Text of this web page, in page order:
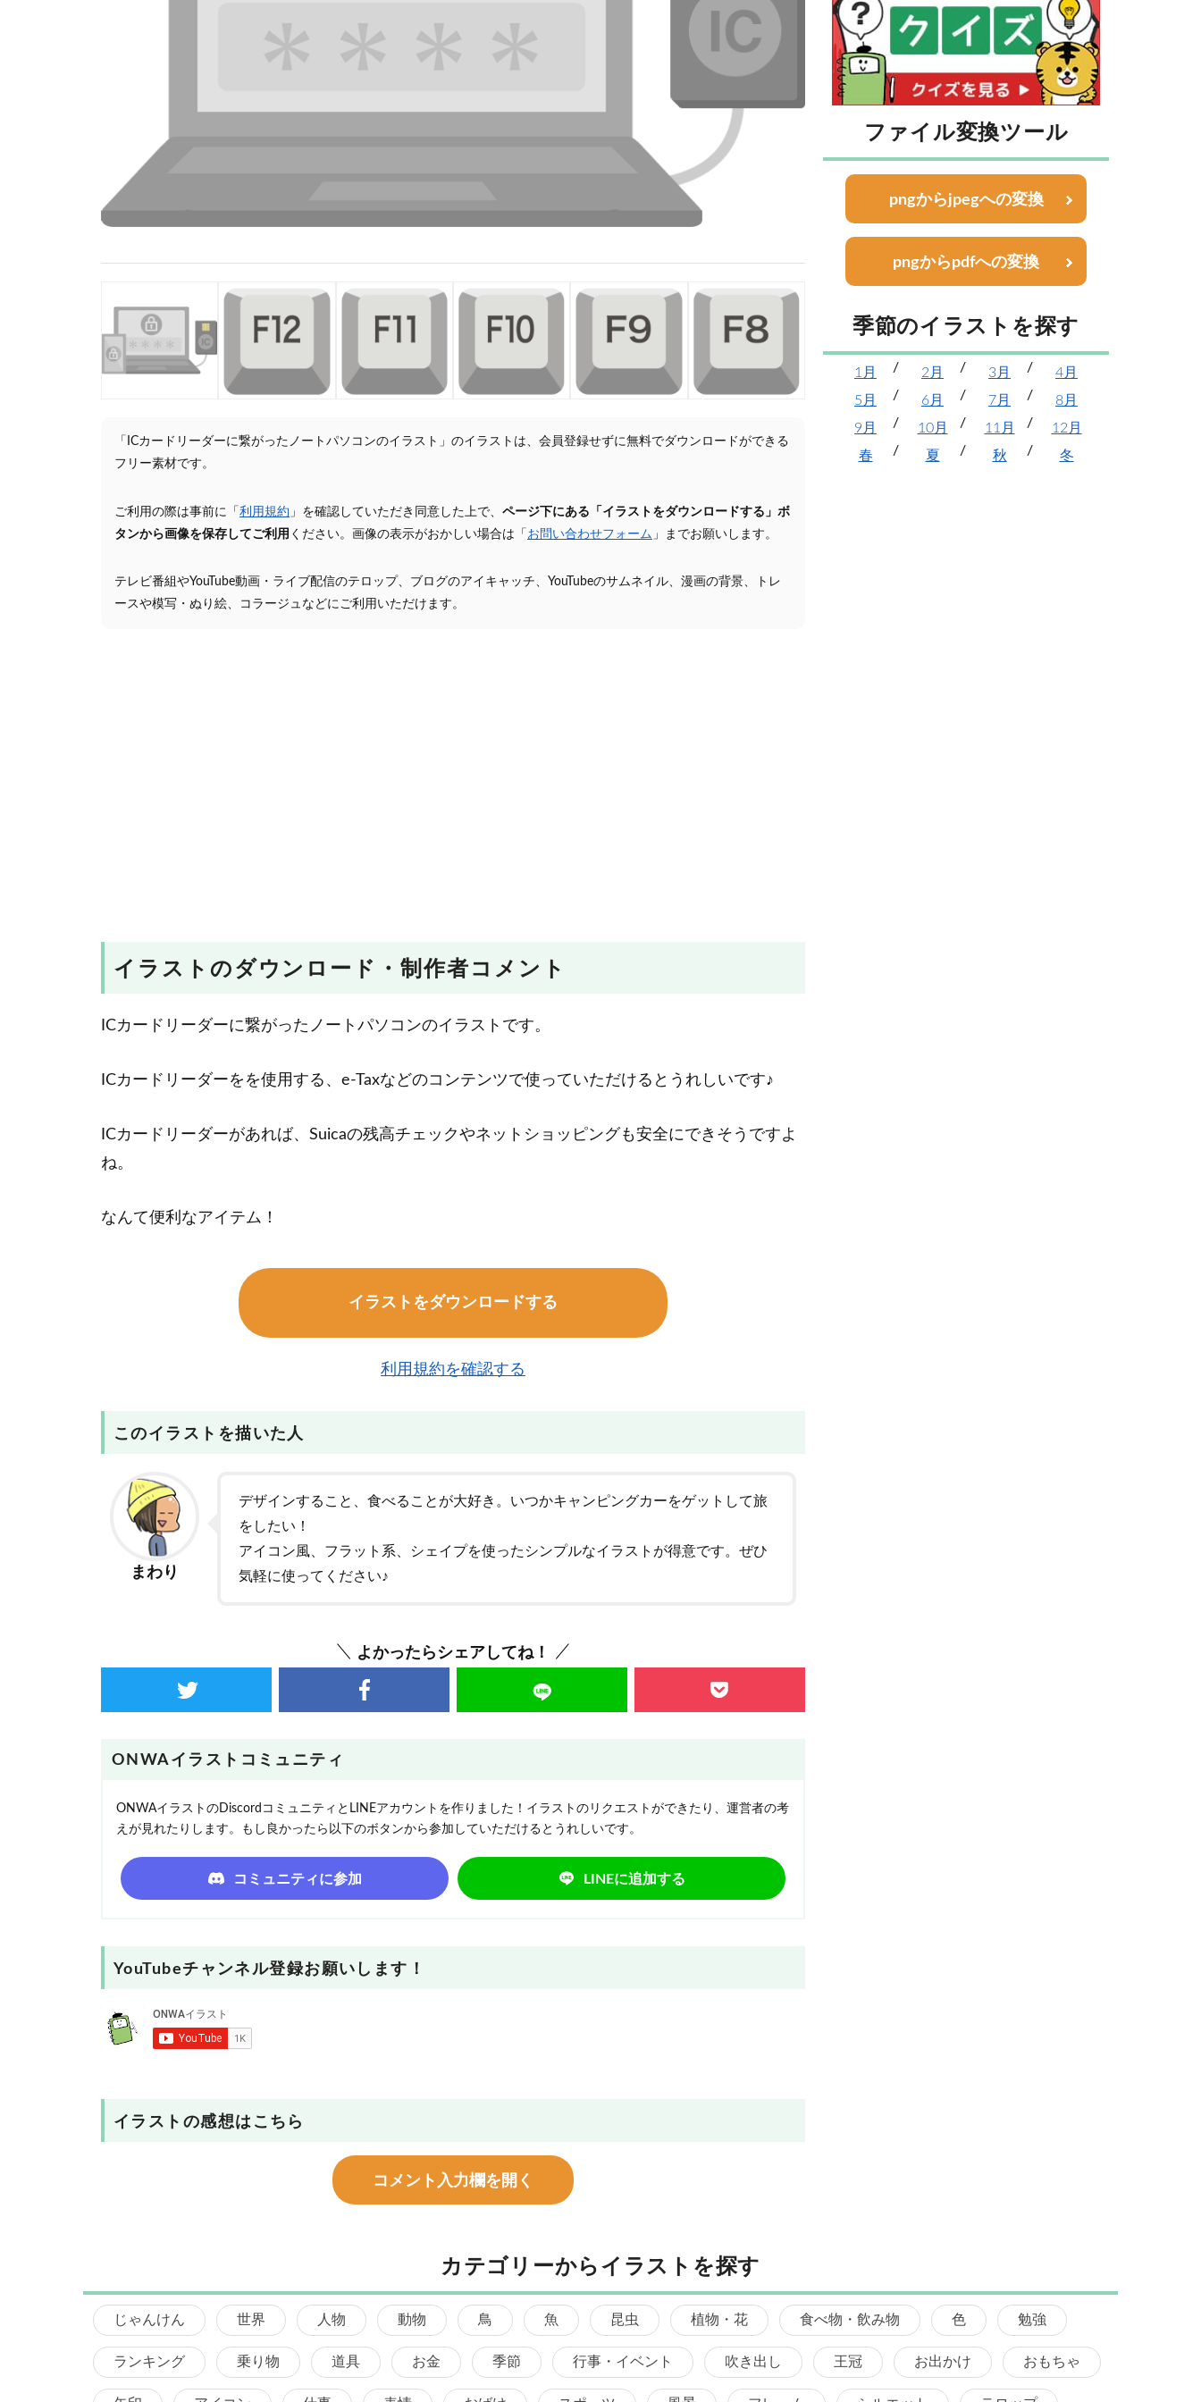
「ICカードリーダーに繋がったノートパソコンのイラスト」のイラストは、会員登録せずに無料でダウンロードができる
フリー素材です。
ご利用の際は事前に「 利用規約 」を確認していただき同意した上で、 ページ下にある「イラストをダウンロードする」ボ
タンから画像を保存してご利用 ください。画像の表示がおかしい場合は「 お問い合わせフォーム 」までお願いします。
テレビ番組やYouTube動画・ライブ配信のテロップ、ブログのアイキャッチ、YouTubeのサムネイル、漫画の背景、トレ
ースや模写・ぬり絵、コラージュなどにご利用いただけます。
イラストのダウンロード・制作者コメント
ICカードリーダーに繋がったノートパソコンのイラストです。
ICカードリーダーをを使用する、e-Taxなどのコンテンツで使っていただけるとうれしいです♪
ICカードリーダーがあれば、Suicaの残高チェックやネットショッピングも安全にできそうですよ
ね。
なんて便利なアイテム！
イラストをダウンロードする
利用規約を確認する
このイラストを描いた人
まわり
デザインすること、食べることが大好き。いつかキャンピングカーをゲットして旅
をしたい！
アイコン風、フラット系、シェイプを使ったシンプルなイラストが得意です。ぜひ
気軽に使ってください♪
よかったらシェアしてね！
ONWAイラストコミュニティ
ONWAイラストのDiscordコミュニティとLINEアカウントを作りました！イラストのリクエストができたり、運営者の考
えが見れたりします。もし良かったら以下のボタンから参加していただけるとうれしいです。
コミュニティに参加 LINEに追加する
YouTubeチャンネル登録お願いします！
イラストの感想はこちら
コメント入力欄を開く
ファイル変換ツール
pngからjpegへの変換
pngからpdfへの変換
季節のイラストを探す
1月 2月 3月
4月
5月
6月 7月
8月
9月
10月 11月
12月
春
夏 秋 冬
カテゴリーからイラストを探す
じゃんけん 世界 人物 動物 鳥 魚 昆虫 植物・花 食べ物・飲み物 色 勉強
ランキング 乗り物 道具 お金 季節 行事・イベント 吹き出し 王冠 お出かけ おもちゃ